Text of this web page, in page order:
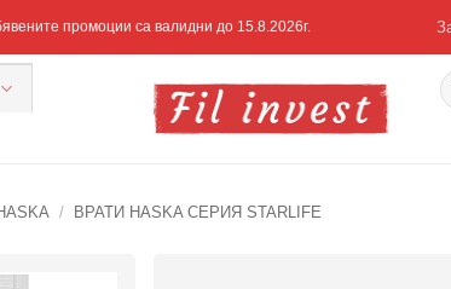
промоции са валидни до 15.8.2026г.
за:
/ ВРАТИ HASKA СЕРИЯ STARLIFE